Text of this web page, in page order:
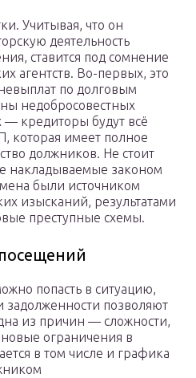
Учитывая, что он
деятельность
ставится под сомнение
агентств. Во-первых, это
по долговым
недобросовестных
кредиторы будут всё
которая имеет полное
должников. Не стоит
накладываемые законом
были источником
изысканий, результатами
преступные схемы.
попасть в ситуацию,
задолженности позволяют
из причин — сложности,
ограничения в
в том числе и графика